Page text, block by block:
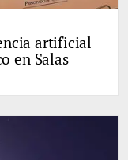
artificial
en Salas